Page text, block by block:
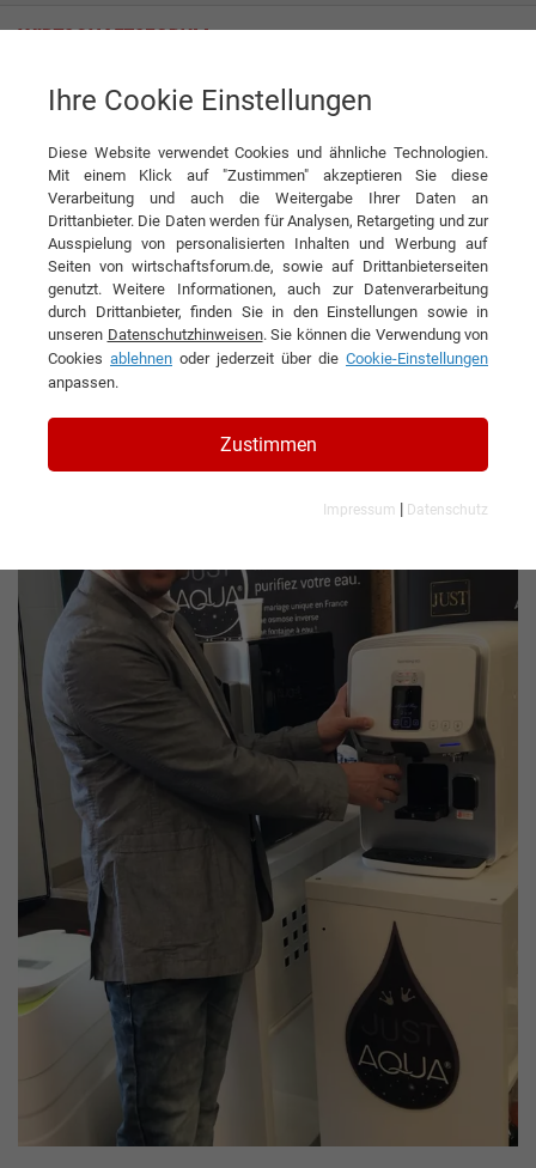
Aufgedeckt: Wissen Sie wirklich, was in Ihrem Leitungswasser steckt?
News PR Profis
DIESEN ARTIKEL EMPFEHLEN
Aufgedeckt: Wissen Sie wirklich,
was in Ihrem Leitungswasser
steckt?
Ihre Cookie Einstellungen
Diese Website verwendet Cookies und ähnliche Technologien.
Mit einem Klick auf "Zustimmen" akzeptieren Sie diese
Verarbeitung und auch die Weitergabe Ihrer Daten an
Drittanbieter. Die Daten werden für Analysen, Retargeting und zur
Ausspielung von personalisierten Inhalten und Werbung auf
Seiten von wirtschaftsforum.de, sowie auf Drittanbieterseiten
genutzt. Weitere Informationen, auch zur Datenverarbeitung
durch Drittanbieter, finden Sie in den Einstellungen sowie in
unseren Datenschutzhinweisen. Sie können die Verwendung von
Cookies ablehnen oder jederzeit über die Cookie-Einstellungen
anpassen.
Zustimmen
Impressum | Datenschutz